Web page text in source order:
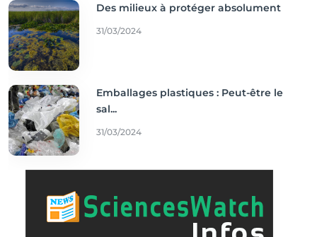
Des milieux à protéger absolument
31/03/2024
Emballages plastiques : Peut-être le
sal...
31/03/2024